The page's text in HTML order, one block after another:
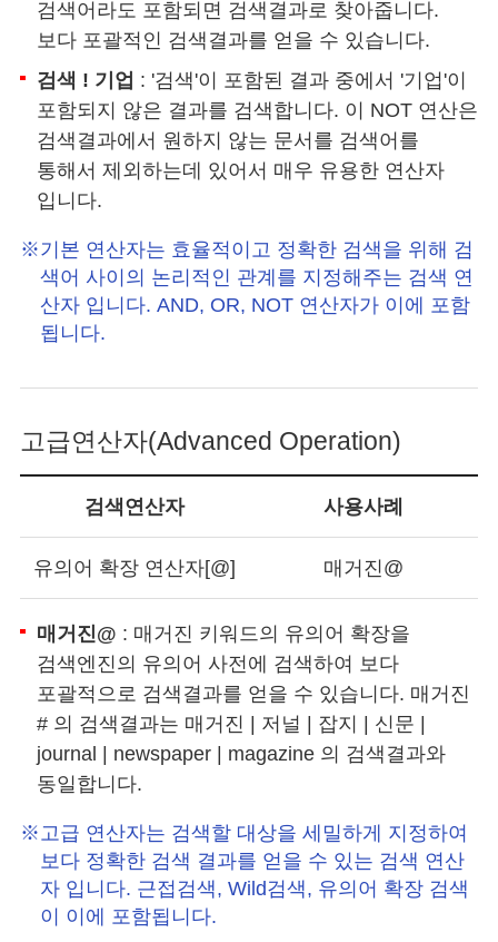
검색어라도 포함되면 검색결과로 찾아줍니다.
보다 포괄적인 검색결과를 얻을 수 있습니다.
검색 ! 기업 : '검색'이 포함된 결과 중에서 '기업'이
포함되지 않은 결과를 검색합니다. 이 NOT 연산은
검색결과에서 원하지 않는 문서를 검색어를
통해서 제외하는데 있어서 매우 유용한 연산자
입니다.
기본 연산자는 효율적이고 정확한 검색을 위해 검
색어 사이의 논리적인 관계를 지정해주는 검색 연
산자 입니다. AND, OR, NOT 연산자가 이에 포함
됩니다.
고급연산자(Advanced Operation)
급
산
자
(Advanced
Operation)
표
현
안
내
검색연산자 사용사례
유의어 확장 연산자[@] 매거진@
매거진@ : 매거진 키워드의 유의어 확장을
검색엔진의 유의어 사전에 검색하여 보다
포괄적으로 검색결과를 얻을 수 있습니다. 매거진
# 의 검색결과는 매거진 | 저널 | 잡지 | 신문 |
journal | newspaper | magazine 의 검색결과와
동일합니다.
고급 연산자는 검색할 대상을 세밀하게 지정하여
보다 정확한 검색 결과를 얻을 수 있는 검색 연산
자 입니다. 근접검색, Wild검색, 유의어 확장 검색
이 이에 포함됩니다.